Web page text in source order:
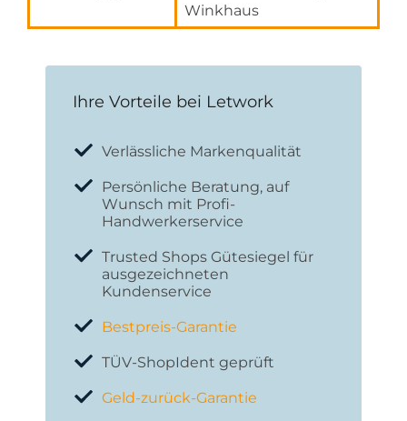
Winkhaus
Ihre Vorteile bei Letwork
Verlässliche Markenqualität
Persönliche Beratung, auf
Wunsch mit Profi-
Handwerkerservice
Trusted Shops Gütesiegel für
ausgezeichneten
Kundenservice
Bestpreis-Garantie
TÜV-ShopIdent geprüft
Geld-zurück-Garantie